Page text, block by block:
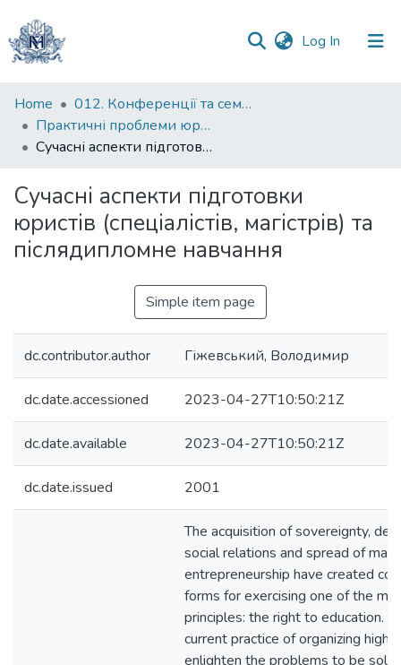
Log In (current)
Communities
&
Collections
Statistics
Home
012. Конференції та семінари НаУКМА
Практичні проблеми юридичної освіти України в контексті європейської інтеграції (Practical problems of legal education of Ukraine in the context of European integration)
Сучасні аспекти підготовки юристів (спеціалістів, магістрів) та післядипломне навчання
Сучасні аспекти підготовки
юристів (спеціалістів, магістрів) та
післядипломне навчання
Simple item page
dc.contributor.author Гіжевський, Володимир
dc.date.accessioned 2023-04-27T10:50:21Z
dc.date.available 2023-04-27T10:50:21Z
dc.date.issued 2001
The acquisition of sovereignty,
social relations and spread of
entrepreneurship have created
forms for exercising one of the
principles: the right to education.
current practice of organizing
enlighten the problems to be